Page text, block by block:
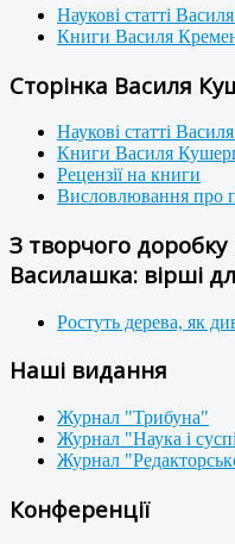
Наукові статті
Книги Василя
Сторінка Василя
Наукові статті
Книги Василя
Рецензії на книги
Висловлювання про
З творчого
Василашка: вірші
Ростуть дерева, як
Наші видання
Журнал "Трибуна"
Журнал "Наука і
Журнал
Конференції